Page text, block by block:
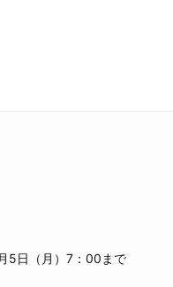
5日（月）7：00まで